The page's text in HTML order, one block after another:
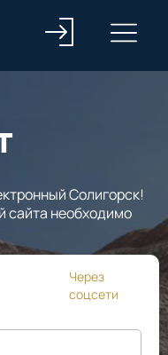
Солигорск!
сайта необходимо
Через
соцсети